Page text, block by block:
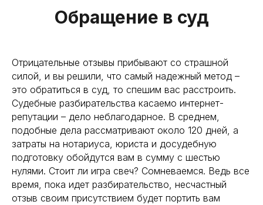
Обращение в суд
Отрицательные отзывы прибывают со страшной
силой, и вы решили, что самый надежный метод –
это обратиться в суд, то спешим вас расстроить.
Судебные разбирательства касаемо интернет-
репутации – дело неблагодарное. В среднем,
подобные дела рассматривают около 120 дней, а
затраты на нотариуса, юриста и досудебную
подготовку обойдутся вам в сумму с шестью
нулями. Стоит ли игра свеч? Сомневаемся. Ведь все
время, пока идет разбирательство, несчастный
отзыв своим присутствием будет портить вам